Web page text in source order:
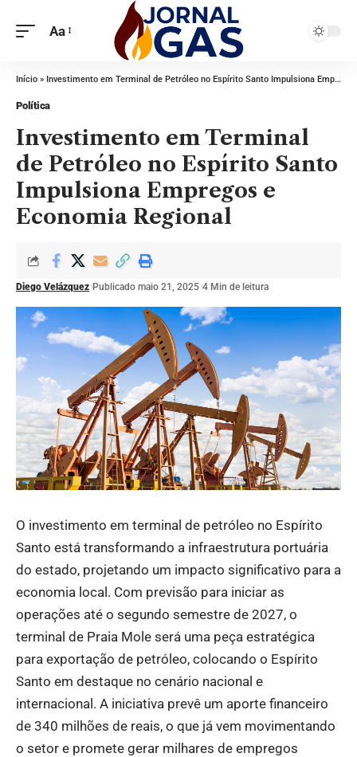
Aa
Início » Investimento em Terminal de Petróleo no Espírito Santo Impulsiona Empregos e Economia Regional
Política
Investimento em Terminal
de Petróleo no Espírito Santo
Impulsiona Empregos e
Economia Regional
Diego Velázquez Publicado maio 21, 2025 4 Min de leitura
O investimento em terminal de petróleo no Espírito
Santo está transformando a infraestrutura portuária
do estado, projetando um impacto significativo para a
economia local. Com previsão para iniciar as
operações até o segundo semestre de 2027, o
terminal de Praia Mole será uma peça estratégica
para exportação de petróleo, colocando o Espírito
Santo em destaque no cenário nacional e
internacional. A iniciativa prevê um aporte financeiro
de 340 milhões de reais, o que já vem movimentando
o setor e promete gerar milhares de empregos